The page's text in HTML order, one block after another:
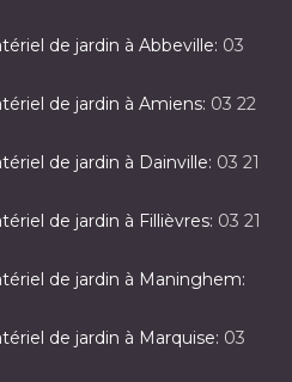
de jardin à Abbeville: 03
de jardin à Amiens: 03 22
de jardin à Dainville: 03 21
de jardin à Fillièvres: 03 21
de jardin à Maninghem:
de jardin à Marquise: 03